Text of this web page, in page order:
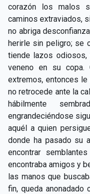
CAPÍTULO XXVIII -
espiritistas
corazón los malos
caminos extraviados,
no abriga
herirle sin peligro; se
tiende lazos odiosos,
veneno en su
extremos, entonces
no retrocede ante la
hábilmente
engrandeciéndose
aquél a quien
donde ha pasado su
encontrar
encontraba amigos y
las manos que
fin, queda